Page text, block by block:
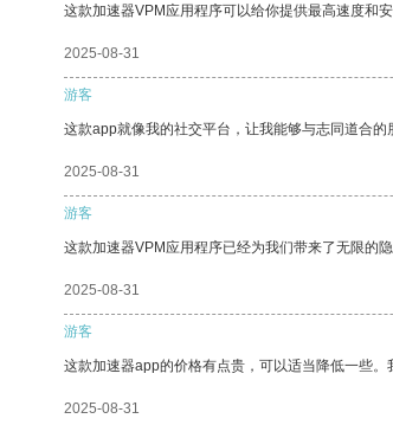
这款加速器VPM应用程序可以给你提供最高速度和
2025-08-31
游客
这款app就像我的社交平台，让我能够与志同道合的
2025-08-31
游客
这款加速器VPM应用程序已经为我们带来了无限的隐
2025-08-31
游客
这款加速器app的价格有点贵，可以适当降低一些
2025-08-31